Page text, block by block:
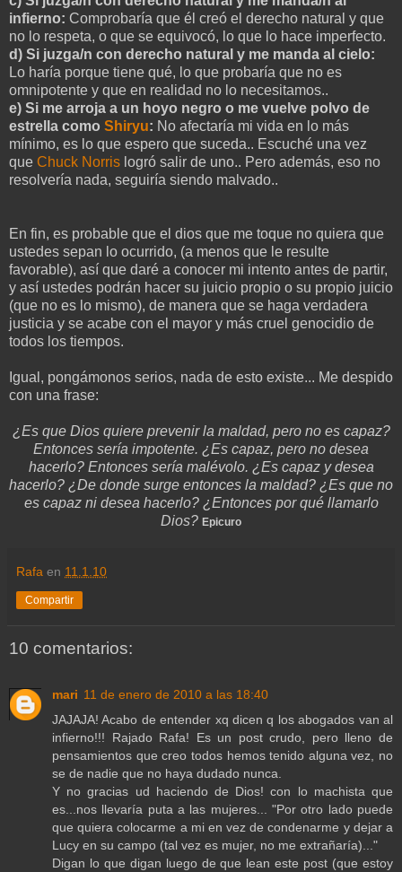
infierno: Comprobaría que él creó el derecho natural y que
no lo respeta, o que se equivocó, lo que lo hace imperfecto.
d) Si juzga/n con derecho natural y me manda al cielo:
Lo haría porque tiene qué, lo que probaría que no es
omnipotente y que en realidad no lo necesitamos..
e) Si me arroja a un hoyo negro o me vuelve polvo de
estrella como Shiryu: No afectaría mi vida en lo más
mínimo, es lo que espero que suceda.. Escuché una vez
que Chuck Norris logró salir de uno.. Pero además, eso no
resolvería nada, seguiría siendo malvado..
En fin, es probable que el dios que me toque no quiera que
ustedes sepan lo ocurrido, (a menos que le resulte
favorable), así que daré a conocer mi intento antes de partir,
y así ustedes podrán hacer su juicio propio o su propio juicio
(que no es lo mismo), de manera que se haga verdadera
justicia y se acabe con el mayor y más cruel genocidio de
todos los tiempos.
Igual, pongámonos serios, nada de esto existe... Me despido
con una frase:
¿Es que Dios quiere prevenir la maldad, pero no es capaz?
Entonces sería impotente. ¿Es capaz, pero no desea
hacerlo? Entonces sería malévolo. ¿Es capaz y desea
hacerlo? ¿De donde surge entonces la maldad? ¿Es que no
es capaz ni desea hacerlo? ¿Entonces por qué llamarlo
Dios? Epicuro
Rafa en 11.1.10
Compartir
10 comentarios:
mari 11 de enero de 2010 a las 18:40
JAJAJA! Acabo de entender xq dicen q los abogados van al
infierno!!! Rajado Rafa! Es un post crudo, pero lleno de
pensamientos que creo todos hemos tenido alguna vez, no
se de nadie que no haya dudado nunca.
Y no gracias ud haciendo de Dios! con lo machista que
es...nos llevaría puta a las mujeres... "Por otro lado puede
que quiera colocarme a mi en vez de condenarme y dejar a
Lucy en su campo (tal vez es mujer, no me extrañaría)..."
Digan lo que digan luego de que lean este post (que estoy